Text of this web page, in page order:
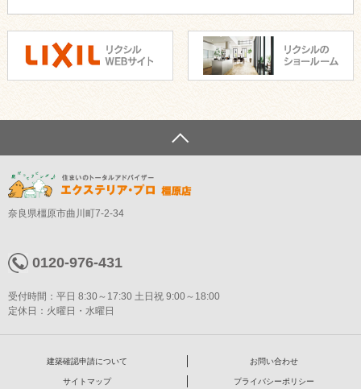
奈良県橿原市曲川町7-2-34
0120-976-431
受付時間：平日 8:30～17:30 土日祝 9:00～18:00
定休日：火曜日・水曜日
建築確認申請について お問い合わせ
サイトマップ プライバシーポリシー